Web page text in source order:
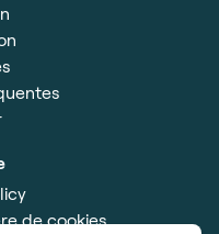
de cookies